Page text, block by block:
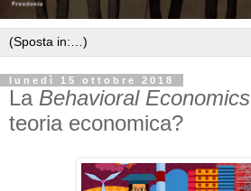
lunedì 15 ottobre 2018
La Behavioral Economics
teoria economica?